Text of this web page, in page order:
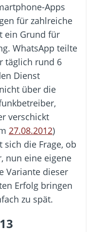
Apps
für zahlreiche
ein Grund für
WhatsApp teilte
täglich rund 6
Dienst
über die
verschickt
27.08.2012)
sich die Frage, ob
nun eine eigene
Variante dieser
Erfolg bringen
zu spät.